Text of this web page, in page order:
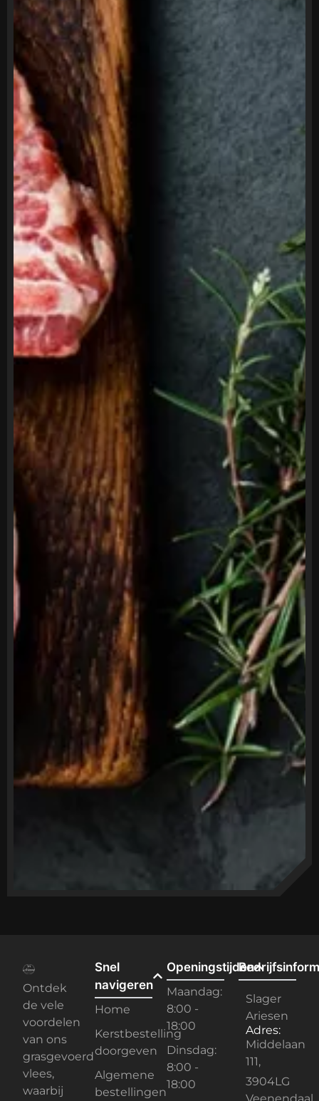
Ontdek
de vele
voordelen
van ons
grasgevoerd
vlees,
waarbij
Snel
navigeren
Home
Kerstbestelling
doorgeven
Algemene
bestellingen
Openingstijden
Maandag:
8:00 -
18:00
Dinsdag:
8:00 -
18:00
Slager
Ariesen
Adres:
Middelaan
111,
3904LG